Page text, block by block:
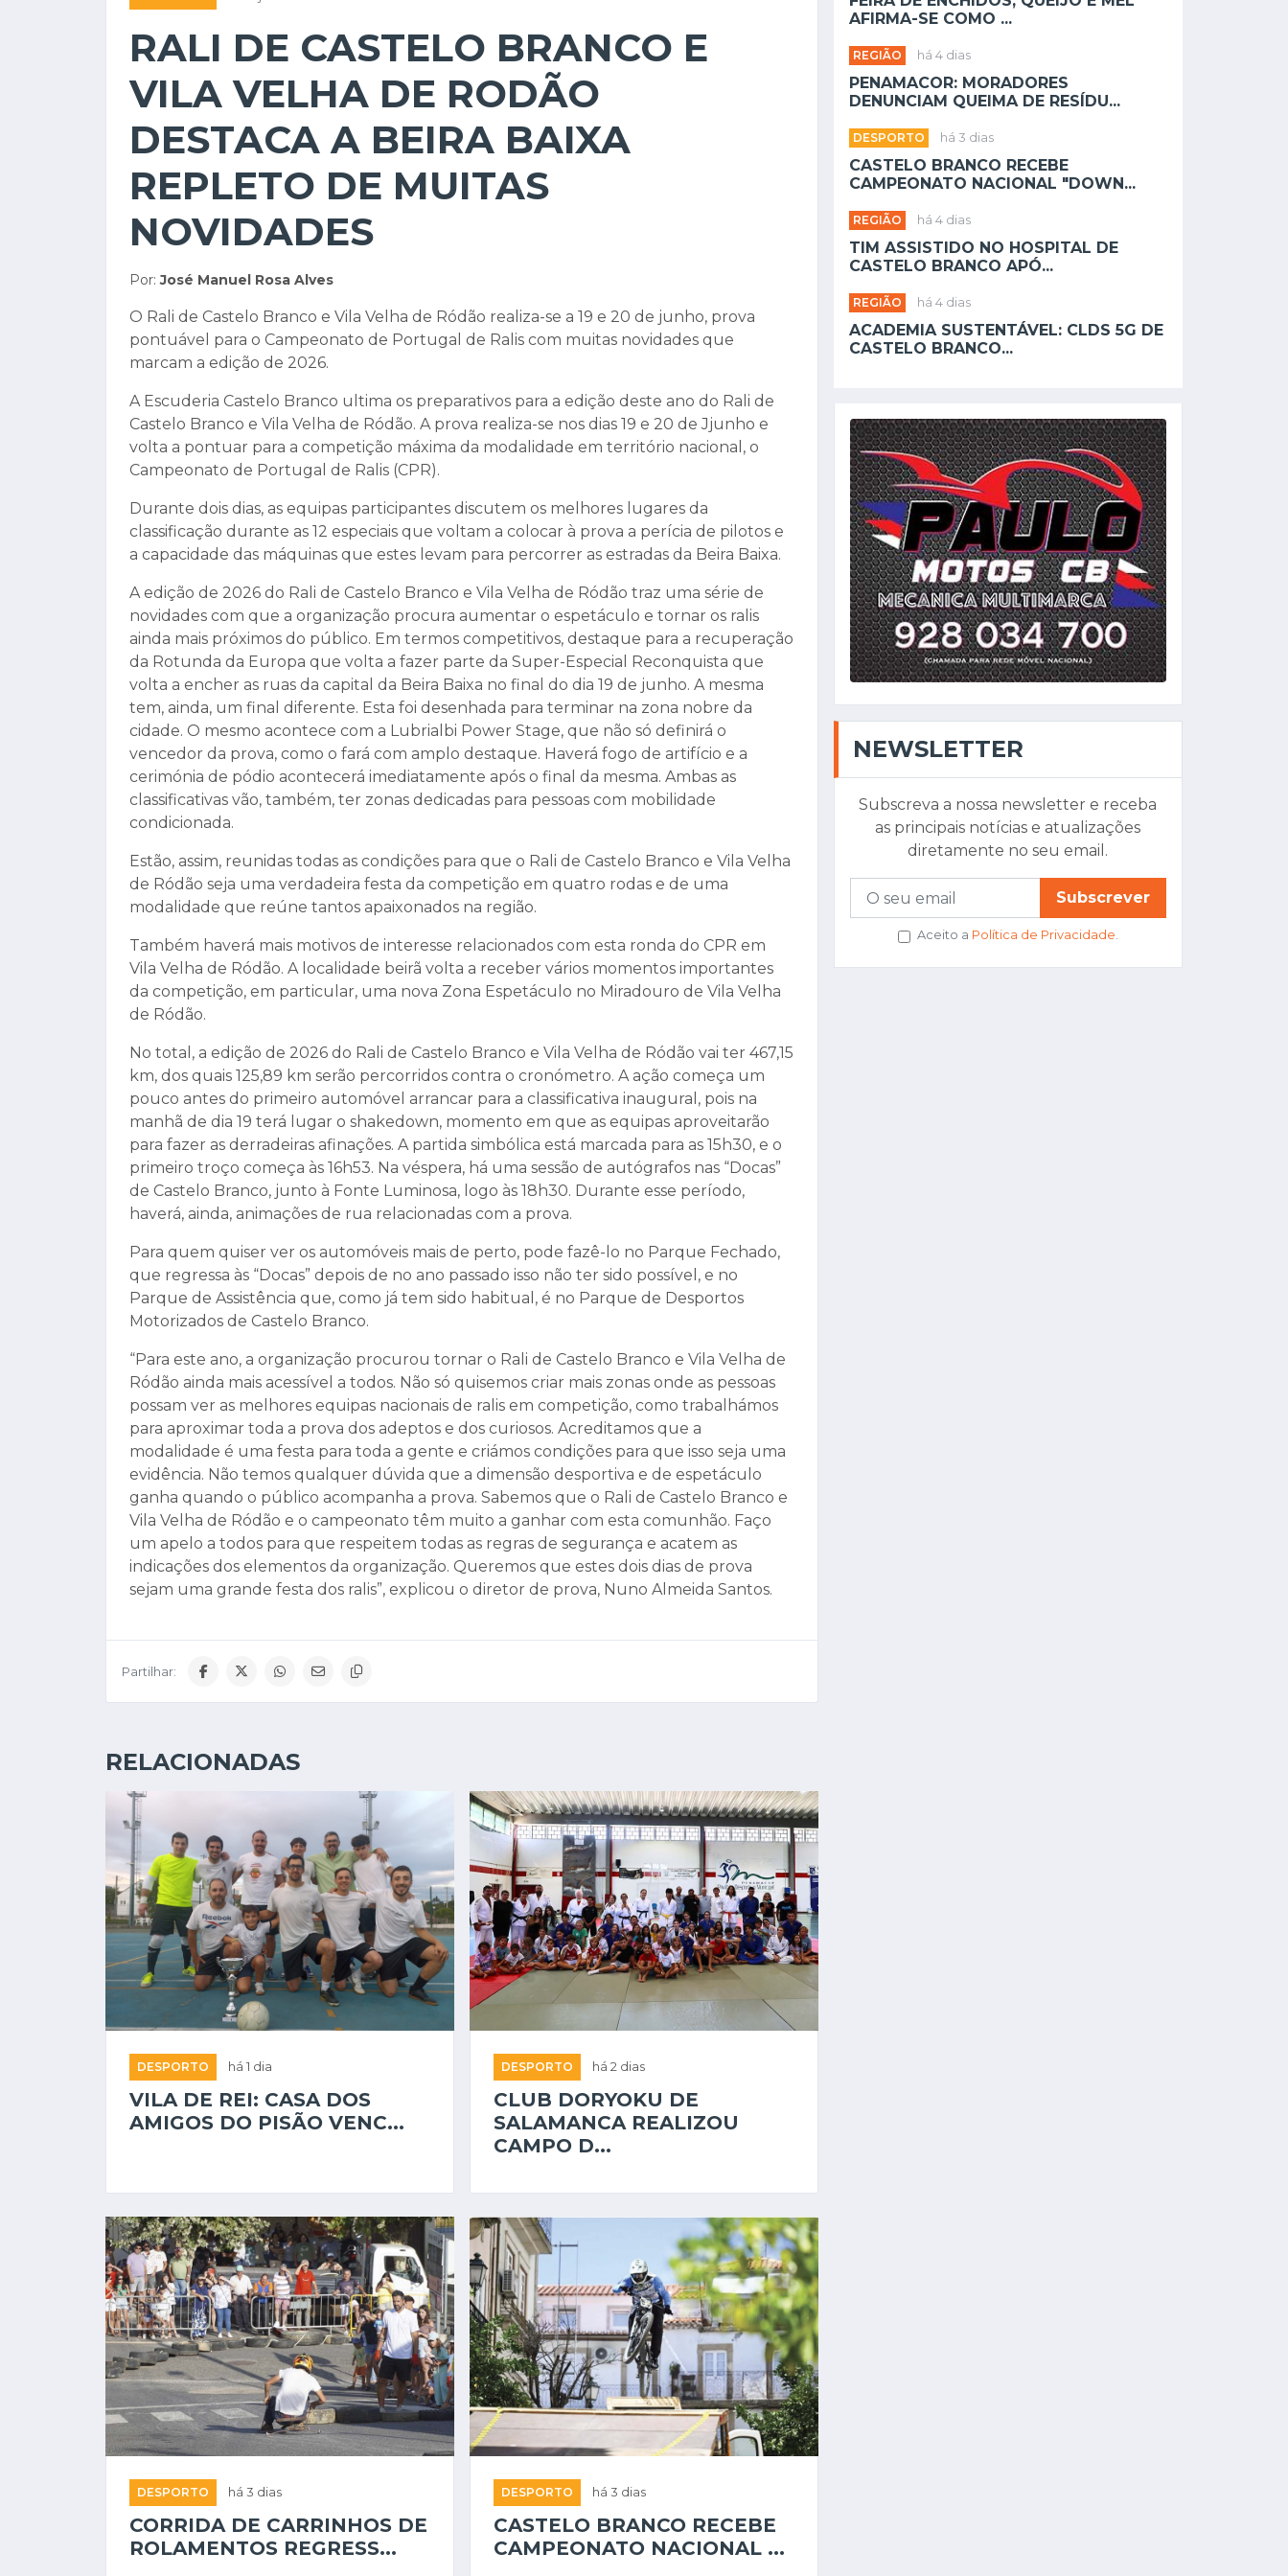
RALI DE CASTELO BRANCO E
VILA VELHA DE RODÃO
DESTACA A BEIRA BAIXA
REPLETO DE MUITAS
NOVIDADES
Por:José Manuel Rosa Alves
O Rali de Castelo Branco e Vila Velha de Ródão realiza-se a 19 e 20 de junho, prova
pontuável para o Campeonato de Portugal de Ralis com muitas novidades que
marcam a edição de 2026.
A Escuderia Castelo Branco ultima os preparativos para a edição deste ano do Rali de
Castelo Branco e Vila Velha de Ródão. A prova realiza-se nos dias 19 e 20 de Jjunho e
volta a pontuar para a competição máxima da modalidade em território nacional, o
Campeonato de Portugal de Ralis (CPR).
Durante dois dias, as equipas participantes discutem os melhores lugares da
classificação durante as 12 especiais que voltam a colocar à prova a perícia de pilotos e
a capacidade das máquinas que estes levam para percorrer as estradas da Beira Baixa.
A edição de 2026 do Rali de Castelo Branco e Vila Velha de Ródão traz uma série de
novidades com que a organização procura aumentar o espetáculo e tornar os ralis
ainda mais próximos do público. Em termos competitivos, destaque para a recuperação
da Rotunda da Europa que volta a fazer parte da Super-Especial Reconquista que
volta a encher as ruas da capital da Beira Baixa no final do dia 19 de junho. A mesma
tem, ainda, um final diferente. Esta foi desenhada para terminar na zona nobre da
cidade. O mesmo acontece com a Lubrialbi Power Stage, que não só definirá o
vencedor da prova, como o fará com amplo destaque. Haverá fogo de artifício e a
cerimónia de pódio acontecerá imediatamente após o final da mesma. Ambas as
classificativas vão, também, ter zonas dedicadas para pessoas com mobilidade
condicionada.
Estão, assim, reunidas todas as condições para que o Rali de Castelo Branco e Vila Velha
de Ródão seja uma verdadeira festa da competição em quatro rodas e de uma
modalidade que reúne tantos apaixonados na região.
Também haverá mais motivos de interesse relacionados com esta ronda do CPR em
Vila Velha de Ródão. A localidade beirã volta a receber vários momentos importantes
da competição, em particular, uma nova Zona Espetáculo no Miradouro de Vila Velha
de Ródão.
No total, a edição de 2026 do Rali de Castelo Branco e Vila Velha de Ródão vai ter 467,15
km, dos quais 125,89 km serão percorridos contra o cronómetro. A ação começa um
pouco antes do primeiro automóvel arrancar para a classificativa inaugural, pois na
manhã de dia 19 terá lugar o shakedown, momento em que as equipas aproveitarão
para fazer as derradeiras afinações. A partida simbólica está marcada para as 15h30, e o
primeiro troço começa às 16h53. Na véspera, há uma sessão de autógrafos nas “Docas”
de Castelo Branco, junto à Fonte Luminosa, logo às 18h30. Durante esse período,
haverá, ainda, animações de rua relacionadas com a prova.
Para quem quiser ver os automóveis mais de perto, pode fazê-lo no Parque Fechado,
que regressa às “Docas” depois de no ano passado isso não ter sido possível, e no
Parque de Assistência que, como já tem sido habitual, é no Parque de Desportos
Motorizados de Castelo Branco.
“Para este ano, a organização procurou tornar o Rali de Castelo Branco e Vila Velha de
Ródão ainda mais acessível a todos. Não só quisemos criar mais zonas onde as pessoas
possam ver as melhores equipas nacionais de ralis em competição, como trabalhámos
para aproximar toda a prova dos adeptos e dos curiosos. Acreditamos que a
modalidade é uma festa para toda a gente e criámos condições para que isso seja uma
evidência. Não temos qualquer dúvida que a dimensão desportiva e de espetáculo
ganha quando o público acompanha a prova. Sabemos que o Rali de Castelo Branco e
Vila Velha de Ródão e o campeonato têm muito a ganhar com esta comunhão. Faço
um apelo a todos para que respeitem todas as regras de segurança e acatem as
indicações dos elementos da organização. Queremos que estes dois dias de prova
sejam uma grande festa dos ralis”, explicou o diretor de prova, Nuno Almeida Santos.
Partilhar:
RELACIONADAS
DESPORTO há 1 dia
VILA DE REI: CASA DOS
AMIGOS DO PISÃO VENC...
DESPORTO há 2 dias
CLUB DORYOKU DE
SALAMANCA REALIZOU
CAMPO D...
DESPORTO há 3 dias
CORRIDA DE CARRINHOS DE
ROLAMENTOS REGRESS...
DESPORTO há 3 dias
CASTELO BRANCO RECEBE
CAMPEONATO NACIONAL ...
AFIRMA-SE COMO ...
REGIÃO há 4 dias
PENAMACOR: MORADORES
DENUNCIAM QUEIMA DE RESÍDU...
DESPORTO há 3 dias
CASTELO BRANCO RECEBE
CAMPEONATO NACIONAL "DOWN...
REGIÃO há 4 dias
TIM ASSISTIDO NO HOSPITAL DE
CASTELO BRANCO APÓ...
REGIÃO há 4 dias
ACADEMIA SUSTENTÁVEL: CLDS 5G DE
CASTELO BRANCO...
NEWSLETTER
Subscreva a nossa newsletter e receba
as principais notícias e atualizações
diretamente no seu email.
Subscrever
Aceito a Política de Privacidade.